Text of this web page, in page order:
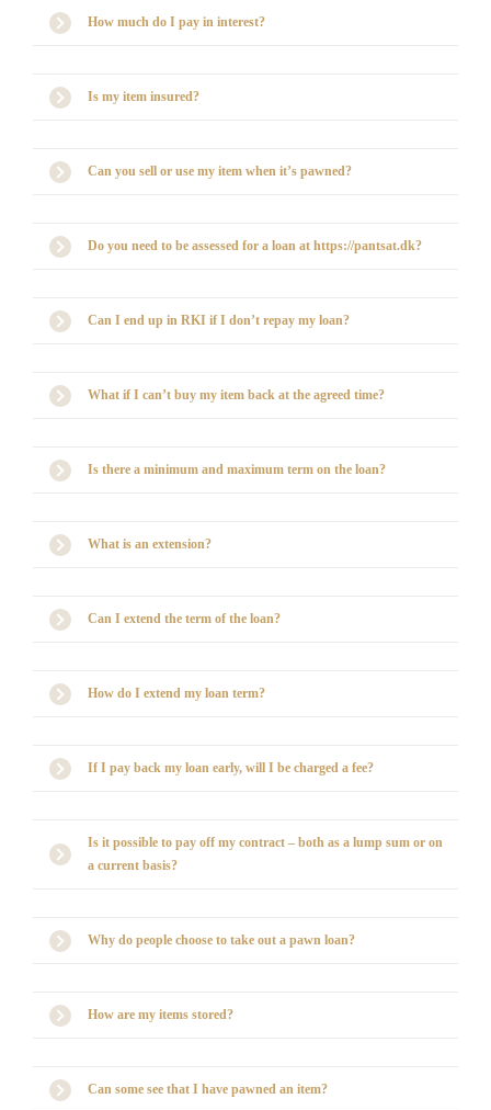
How much do I pay in interest?
Is my item insured?
Can you sell or use my item when it’s pawned?
Do you need to be assessed for a loan at https://pantsat.dk?
Can I end up in RKI if I don’t repay my loan?
What if I can’t buy my item back at the agreed time?
Is there a minimum and maximum term on the loan?
What is an extension?
Can I extend the term of the loan?
How do I extend my loan term?
If I pay back my loan early, will I be charged a fee?
Is it possible to pay off my contract – both as a lump sum or on
a current basis?
Why do people choose to take out a pawn loan?
How are my items stored?
Can some see that I have pawned an item?